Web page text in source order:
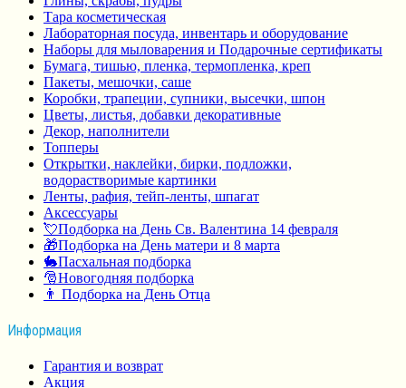
Тара косметическая
Лабораторная посуда, инвентарь и оборудование
Наборы для мыловарения и Подарочные сертификаты
Бумага, тишью, пленка, термопленка, креп
Пакеты, мешочки, саше
Коробки, трапеции, супники, высечки, шпон
Цветы, листья, добавки декоративные
Декор, наполнители
Топперы
Открытки, наклейки, бирки, подложки,
водорастворимые картинки
Ленты, рафия, тейп-ленты, шпагат
Аксессуары
💘Подборка на День Св. Валентина 14 февраля
🎁Подборка на День матери и 8 марта
🐇Пасхальная подборка
🎅Новогодняя подборка
👨 Подборка на День Отца
Информация
Гарантия и возврат
Акция